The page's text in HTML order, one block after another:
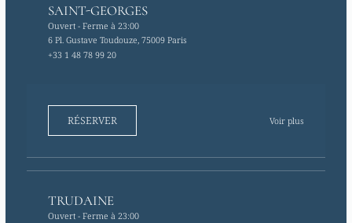
SAINT-GEORGES
Ouvert- Ferme à 23:00
6 Pl. Gustave Toudouze, 75009 Paris
+33 1 48 78 99 20
RÉSERVER Voir plus
TRUDAINE
Ouvert- Ferme à 23:00